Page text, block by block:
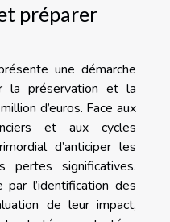
préparer
une démarche
la préservation et la
d’euros. Face aux
et aux cycles
d’anticiper les
pertes significatives.
l’identification des
de leur impact,